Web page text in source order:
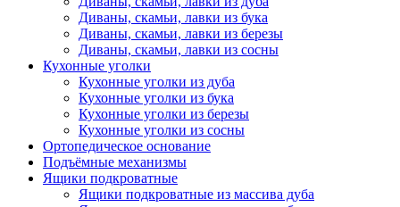
Диваны, скамьи, лавки из бука
Диваны, скамьи, лавки из березы
Диваны, скамьи, лавки из сосны
Кухонные уголки
Кухонные уголки из дуба
Кухонные уголки из бука
Кухонные уголки из березы
Кухонные уголки из сосны
Ортопедическое основание
Подъёмные механизмы
Ящики подкроватные
Ящики подкроватные из массива дуба